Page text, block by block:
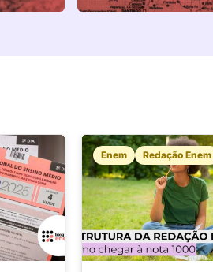
Enem Redação Enem